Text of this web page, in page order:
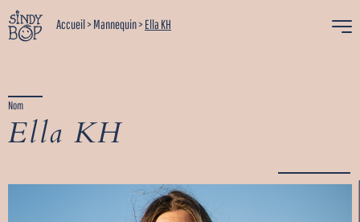
Accueil>Mannequin>Ella KH
Nom
Ella KH